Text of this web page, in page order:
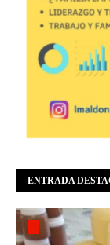
ENTRADA